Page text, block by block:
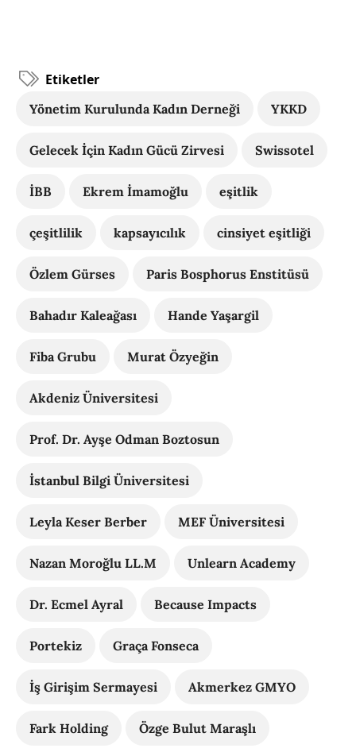
Etiketler
Yönetim Kurulunda Kadın Derneği YKKD
Gelecek İçin Kadın Gücü Zirvesi Swissotel
İBB Ekrem İmamoğlu eşitlik
çeşitlilik kapsayıcılık cinsiyet eşitliği
Özlem Gürses Paris Bosphorus Enstitüsü
Bahadır Kaleağası Hande Yaşargil
Fiba Grubu Murat Özyeğin
Akdeniz Üniversitesi
Prof. Dr. Ayşe Odman Boztosun
İstanbul Bilgi Üniversitesi
Leyla Keser Berber MEF Üniversitesi
Nazan Moroğlu LL.M Unlearn Academy
Dr. Ecmel Ayral Because Impacts
Portekiz Graça Fonseca
İş Girişim Sermayesi Akmerkez GMYO
Fark Holding Özge Bulut Maraşlı